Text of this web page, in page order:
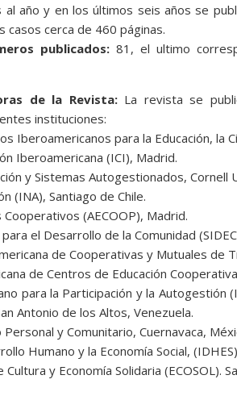
año y en los últimos seis años se
casos cerca de 460 páginas.
publicados: 81, el ultimo
de la Revista:La revista se
instituciones:
Iberoamericanos para la Educación, la
Iberoamericana (ICI), Madrid.
y Sistemas Autogestionados, Cornell
(INA), Santiago de Chile.
(AECOOP), Madrid.
el Desarrollo de la Comunidad
de Cooperativas y Mutuales de
de Centros de Educación
para la Participación y la Autogestión
Antonio de los Altos, Venezuela.
y Comunitario, Cuernavaca,
Humano y la Economía Social,
y Economía Solidaria (ECOSOL).